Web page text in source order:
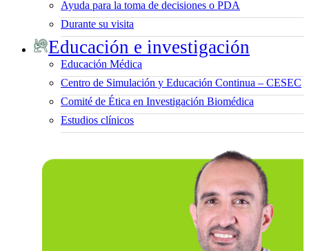
Ayuda para la toma de decisiones o PDA
Durante su visita
Educación e investigación
Educación Médica
Centro de Simulación y Educación Continua – CESEC
Comité de Ética en Investigación Biomédica
Estudios clínicos